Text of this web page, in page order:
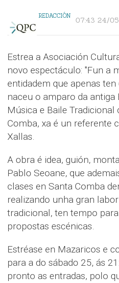
REDACCIÓN 07:43 24/
Estrea a Asociación
novo espectáculo: "Fun a
entidadem que apenas ten
naceu o amparo da
Música e Baile Tradicional
Comba, xa é un referente
Xallas.
A obra é idea, guión,
Pablo Seoane, que
clases en Santa Comba
realizando unha gran
tradicional, ten tempo
propostas escénicas.
Estréase en Mazaricos e
para a do sábado 25, ás
pronto as entradas, polo